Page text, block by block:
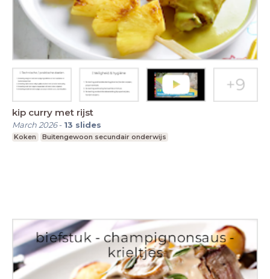
kip curry met rijst
March 2026- 13 slides
Koken Buitengewoon secundair onderwijs